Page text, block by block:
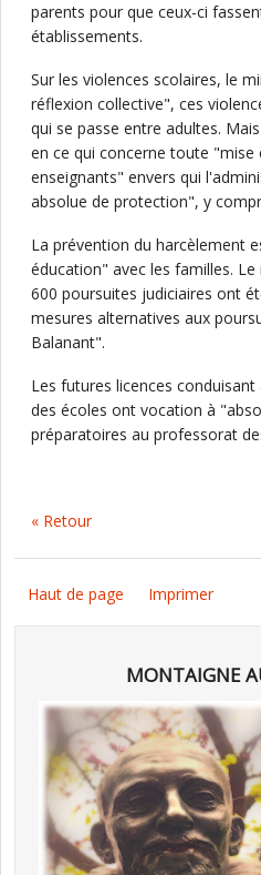
parents pour que ceux-ci
établissements.
Sur les violences scolaires, le
réflexion collective", ces
qui se passe entre adultes.
en ce qui concerne toute "mise
enseignants" envers qui
absolue de protection", y
La prévention du harcèlement
éducation" avec les familles.
600 poursuites judiciaires ont
mesures alternatives aux
Balanant".
Les futures licences
des écoles ont vocation à
préparatoires au professorat
« Retour
Haut de page Imprimer
MONTAIGNE